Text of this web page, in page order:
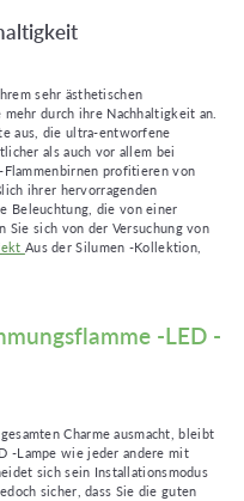
sehr ästhetischen
durch ihre Nachhaltigkeit an.
aus, die ultra-entworfene
als auch vor allem bei
profitieren von
ihrer hervorragenden
Beleuchtung, die von einer
sich von der Versuchung von
Aus der Silumen -Kollektion,
-LED -
Charme ausmacht, bleibt
-Lampe wie jeder andere mit
sich sein Installationsmodus
sicher, dass Sie die guten